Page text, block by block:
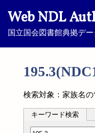
Web NDL
国立国会図書館典拠デ
検索対象：家族名の
キーワード検索
分類記号検索